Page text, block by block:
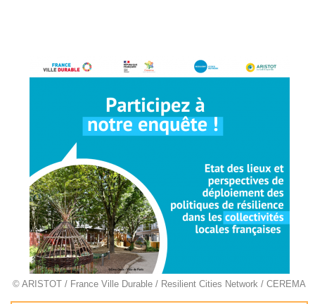
© ARISTOT / France Ville Durable / Resilient Cities Network / CEREMA